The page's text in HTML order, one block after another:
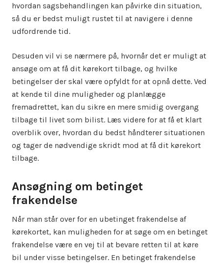
hvordan sagsbehandlingen kan påvirke din situation,
så du er bedst muligt rustet til at navigere i denne
udfordrende tid.
Desuden vil vi se nærmere på, hvornår det er muligt at
ansøge om at få dit kørekort tilbage, og hvilke
betingelser der skal være opfyldt for at opnå dette. Ved
at kende til dine muligheder og planlægge
fremadrettet, kan du sikre en mere smidig overgang
tilbage til livet som bilist. Læs videre for at få et klart
overblik over, hvordan du bedst håndterer situationen
og tager de nødvendige skridt mod at få dit kørekort
tilbage.
Ansøgning om betinget
frakendelse
Når man står over for en ubetinget frakendelse af
kørekortet, kan muligheden for at søge om en betinget
frakendelse være en vej til at bevare retten til at køre
bil under visse betingelser. En betinget frakendelse